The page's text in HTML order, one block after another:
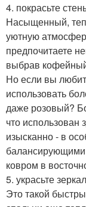
4. покрасьте
Насыщенный,
уютную
предпочитаете
выбрав
Но если вы
использовать
даже розовый?
что использован
изысканно - в
ковром в
5. украсьте
Это такой